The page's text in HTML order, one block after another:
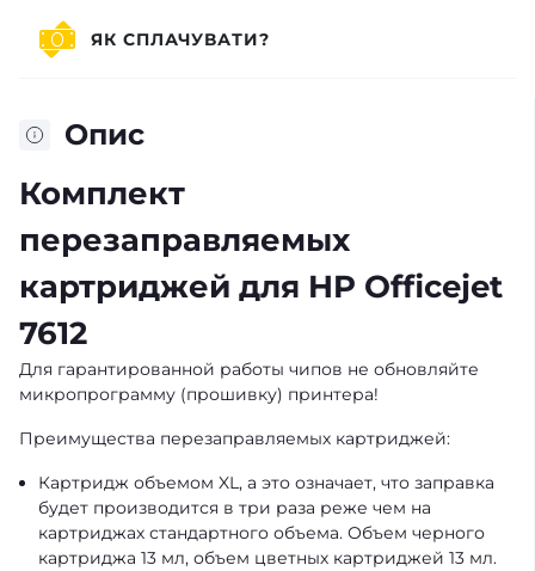
Опис
Комплект
перезаправляемых
картриджей для HP Officejet
7612
Для гарантированной работы чипов не обновляйте
микропрограмму (прошивку) принтера!
Преимущества перезаправляемых картриджей:
Картридж объемом XL, а это означает, что заправка
будет производится в три раза реже чем на
картриджах стандартного объема. Объем черного
картриджа 13 мл, объем цветных картриджей 13 мл.
ЯК СПЛАЧУВАТИ?